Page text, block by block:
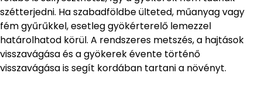
szétterjedni. Ha szabadföldbe ülteted, műanyag vagy
fém gyűrűkkel, esetleg gyökérterelő lemezzel
határolhatod körül. A rendszeres metszés, a hajtások
visszavágása és a gyökerek évente történő
visszavágása is segít kordában tartani a növényt.